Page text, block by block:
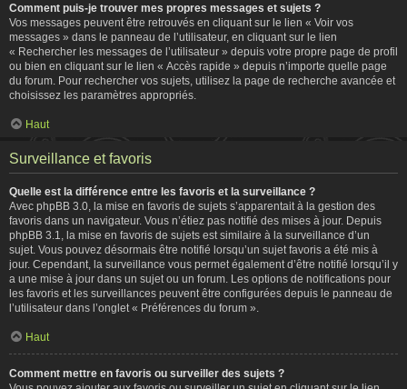
Comment puis-je trouver mes propres messages et sujets ?
Vos messages peuvent être retrouvés en cliquant sur le lien « Voir vos
messages » dans le panneau de l’utilisateur, en cliquant sur le lien
« Rechercher les messages de l’utilisateur » depuis votre propre page de profil
ou bien en cliquant sur le lien « Accès rapide » depuis n’importe quelle page
du forum. Pour rechercher vos sujets, utilisez la page de recherche avancée et
choisissez les paramètres appropriés.
Haut
Surveillance et favoris
Quelle est la différence entre les favoris et la surveillance ?
Avec phpBB 3.0, la mise en favoris de sujets s’apparentait à la gestion des
favoris dans un navigateur. Vous n’étiez pas notifié des mises à jour. Depuis
phpBB 3.1, la mise en favoris de sujets est similaire à la surveillance d’un
sujet. Vous pouvez désormais être notifié lorsqu’un sujet favoris a été mis à
jour. Cependant, la surveillance vous permet également d’être notifié lorsqu’il y
a une mise à jour dans un sujet ou un forum. Les options de notifications pour
les favoris et les surveillances peuvent être configurées depuis le panneau de
l’utilisateur dans l’onglet « Préférences du forum ».
Haut
Comment mettre en favoris ou surveiller des sujets ?